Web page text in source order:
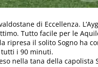
di Eccellenza.
Tutto facile per le
ripresa il solito Sogno ha
i 90 minuti.
nella tana della